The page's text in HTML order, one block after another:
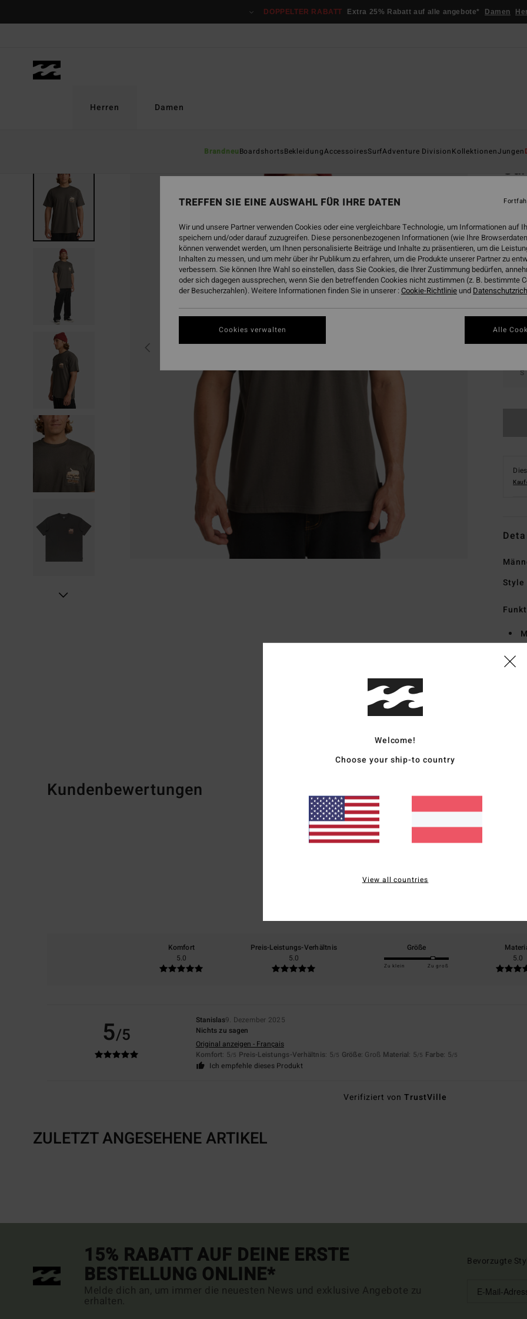
DOPPELTER RABATT Extra 25% Rabatt auf alle angebote* Damen
Herren
BrandneuBoardshortsBekleidungAccessoiresSurfAdventure DivisionKollektionenJungen
Damen
€
Farbe
S
Style
Kundenbewertungen
Durchschnittliche Bewertung
Komfort
5.0
Preis-Leistungs-Verhältnis
5.0
Größe
Zu klein Zu groß
5.0
5/5
Stanislas9. Dezember 2025
Nichts zu sagen
Original anzeigen - Français
Komfort: 5/5 Preis-Leistungs-Verhältnis: 5/5 Größe: Groß Material: 5/5 Farbe: 5/5
Ich empfehle dieses Produkt
Verifiziert vonTrustVille
ZULETZT ANGESEHENE ARTIKEL
15% RABATT AUF DEINE ERSTE
BESTELLUNG ONLINE*
Melde dich an, um immer die neuesten News und exklusive Angebote zu
erhalten.
Bevorzugte
Welcome!
Choose your ship-to country
View all countries
TREFFEN SIE EINE AUSWAHL FÜR IHRE DATEN
Wir und unsere Partner verwenden Cookies oder eine vergleichbare Technologie, um Informationen auf
speichern und/oder darauf zuzugreifen. Diese personenbezogenen Informationen (wie Ihre
können verwendet werden, um Ihnen personalisierte Beiträge und Inhalte zu präsentieren, um die
Inhalten zu messen, und um mehr über ihr Publikum zu erfahren, um die Produkte unserer Partner zu
verbessern. Sie können Ihre Wahl so einstellen, dass Sie Cookies, die Ihrer Zustimmung bedürfen,
oder sich dagegen aussprechen, wenn Sie den betreffenden Cookies nicht zustimmen (z. B. bestimmte
der Besucherzahlen). Weitere Informationen finden Sie in unserer :Cookie-Richtlinie und
Cookies verwalten Alle